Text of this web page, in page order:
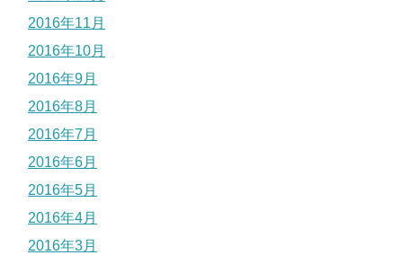
2016年11月
2016年10月
2016年9月
2016年8月
2016年7月
2016年6月
2016年5月
2016年4月
2016年3月